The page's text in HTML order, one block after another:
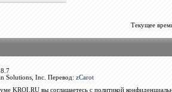
Текущее
Solutions, Inc. Перевод: zCarot
KROI.RU вы соглашаетесь с политикой